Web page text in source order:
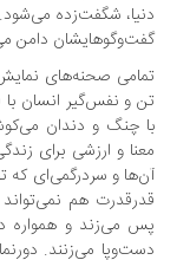
شگفت‌زده می‌شود. این
دامن می‌زند.
صحنه‌های نمایش
و نفس‌گیر انسان با فنا
چنگ و دندان می‌کوشند، از
و ارزشی برای زندگی
و سردرگمی‌ای که
هم نمی‌تواند کاری
می‌زند و همواره در
می‌زنند. دورنمات با